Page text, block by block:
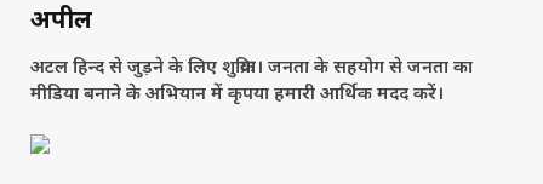
अपील
अटल हिन्द से जुड़ने के लिए शुक्रिया। जनता के सहयोग से जनता का
मीडिया बनाने के अभियान में कृपया हमारी आर्थिक मदद करें।